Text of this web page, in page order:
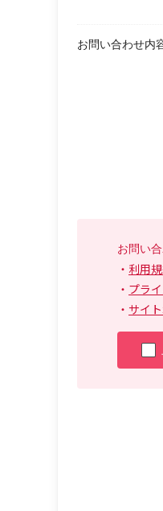
お問い合わせ内
お問い
・ 利用
・ プラ
・ サイ